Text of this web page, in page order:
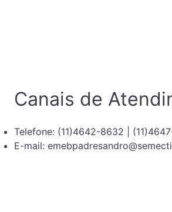
Canais de
Telefone: (11)4642-8632 |
E-mail: